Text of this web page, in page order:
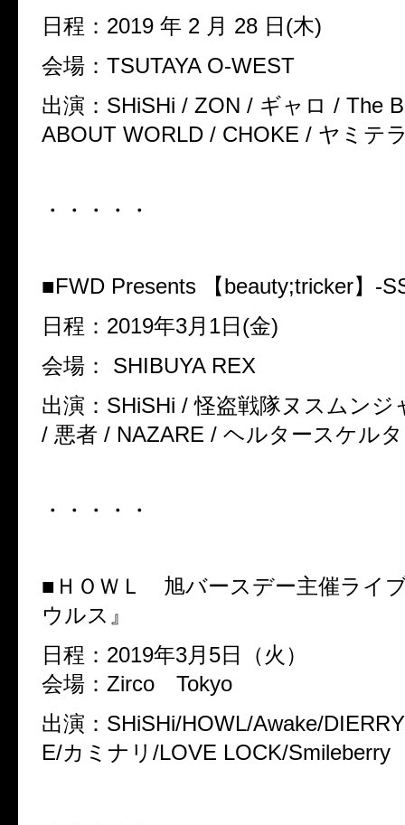
日程：2019 年 2 月 28 日(木)
会場：TSUTAYA O-WEST
出演：SHiSHi / ZON / ギャロ / The
ABOUT WORLD / CHOKE / ヤミテ
・・・・・
■FWD Presents 【beauty;tricker】-
日程：2019年3月1日(金)
会場： SHIBUYA REX
出演：SHiSHi / 怪盗戦隊ヌスムンジ
/ 悪者 / NAZARE / ヘルタースケル
・・・・・
■ＨＯＷＬ 旭バースデー主催ライ
ウルス』
日程：2019年3月5日（火）
会場：Zirco Tokyo
出演：SHiSHi/HOWL/Awake/
E/カミナリ/LOVE LOCK/Smileberry